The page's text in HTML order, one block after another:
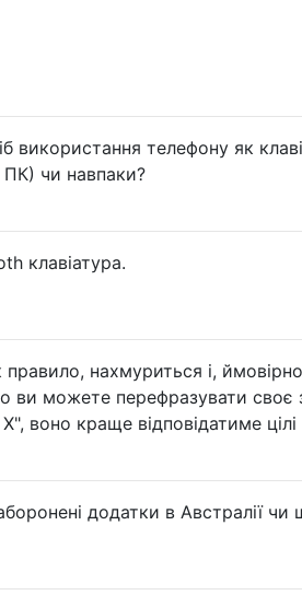
використання телефону як
чи навпаки?
клавіатура.
нахмуриться і,
ви можете перефразувати своє
воно краще відповідатиме цілі
додатки в Австралії чи